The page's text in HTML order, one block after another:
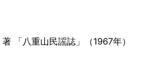
著 「八重山民謡誌」（1967年）